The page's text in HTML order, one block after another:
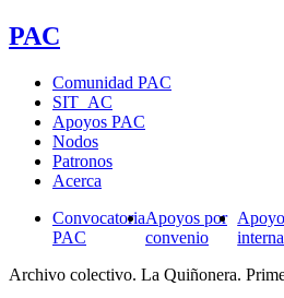
PAC
Comunidad PAC
SIT_AC
Apoyos PAC
Nodos
Patronos
Acerca
Convocatoria
PAC
Apoyos por
convenio
Archivo colectivo. La Quiñonera.